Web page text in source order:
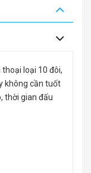
thoại loại 10 đôi,
không cần tuốt
thời gian đấu